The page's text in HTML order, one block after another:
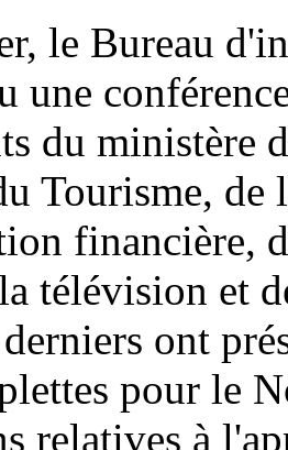
le Bureau
une
du ministère
Tourisme, de
financière,
télévision et
ont
pour le
relatives à